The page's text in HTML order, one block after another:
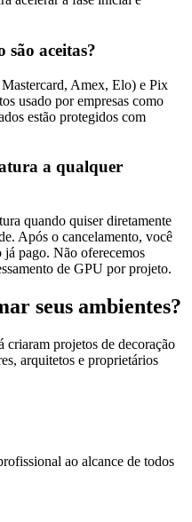
são aceitas?
Amex, Elo) e Pix
usado por empresas como
estão protegidos com
a qualquer
quando quiser diretamente
Após o cancelamento, você
já pago. Não oferecemos
de GPU por projeto.
seus ambientes?
criaram projetos de decoração
arquitetos e proprietários
ao alcance de todos